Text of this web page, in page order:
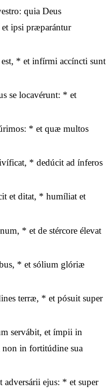
quia Deus
ipsi præparántur
* et infírmi accíncti sunt
se locavérunt: * et
* et quæ multos
* dedúcit ad ínferos
et ditat, * humíliat et
* et de stércore élevat
* et sólium glóriæ
terræ, * et pósuit super
servábit, et ímpii in
non in fortitúdine sua
ejus: * et super